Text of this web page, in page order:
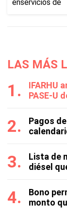
LAS MÁS
IFARHU
PASE-U
Pagos
Lista de
diésel
Bono
monto